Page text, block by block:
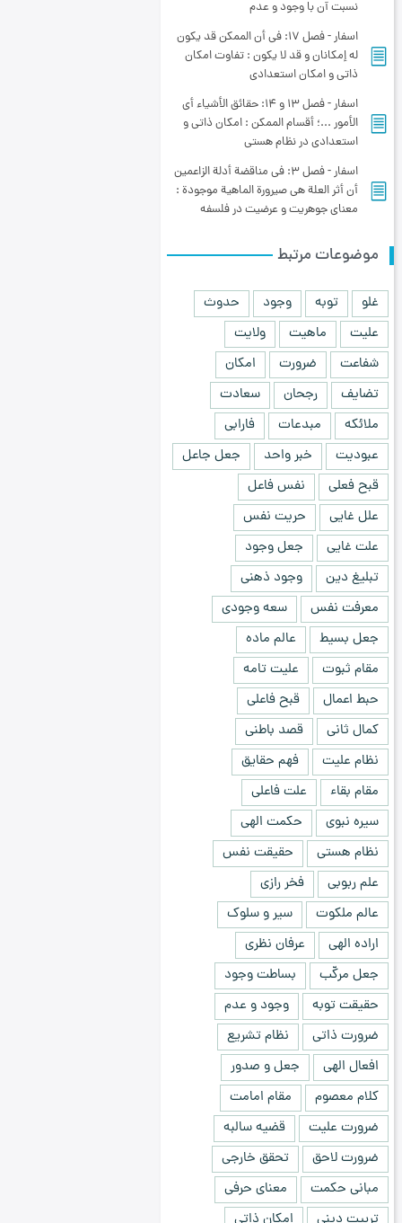
نسبت آن با وجود و عدم
اسفار - فصل 17: في أن الممكن قد يكون
له إمكانان و قد لا يكون‏ : تفاوت امکان
ذاتی و امکان استعدادی
اسفار - فصل 13 و 14: حقائق الأشياء أي
الأمور ...؛ أقسام الممکن‏ : امکان ذاتی و
استعدادی در نظام هستی
اسفار - فصل 3: في مناقضة أدلة الزاعمين
أن أثر العلة هي صيرورة الماهية موجودة :
معنای جوهریت و عرضیت در فلسفه
موضوعات مرتبط
غلو توبه وجود
حدوث
علیت
ماهیت
ولایت
شفاعت
ضرورت
امکان
تضایف
رجحان
سعادت
ملائکه
مبدعات
فارابی
عبودیت
خبر واحد
جعل جاعل
قبح فعلی
نفس فاعل
علل غایی
حریت نفس
علت غایی
جعل وجود
تبلیغ دین
وجود ذهنی
معرفت نفس
سعه وجودی
جعل بسیط
عالم ماده
مقام ثبوت
علیت تامه
حبط اعمال
قبح فاعلی
کمال ثانی
قصد باطنی
نظام علیت
فهم حقایق
مقام بقاء
علت فاعلی
سیره نبوی
حکمت الهی
نظام هستی
حقیقت نفس
علم ربوبی
فخر رازی
عالم ملکوت
سیر و سلوک
اراده الهی
عرفان نظری
جعل مرکّب
بساطت وجود
حقیقت توبه
وجود و عدم
ضرورت ذاتی
نظام تشریع
افعال الهی
جعل و صدور
کلام معصوم
مقام امامت
ضرورت علیت
قضیه سالبه
ضرورت لاحق
تحقق خارجی
مبانی حکمت
معنای حرفی